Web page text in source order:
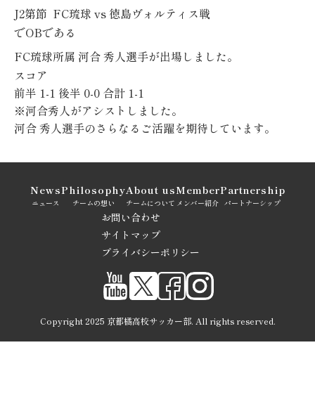
J2第節 FC琉球 vs 徳島ヴォルティス戦
でOBである
FC琉球所属 河合秀人選手が出場しました。
スコア
前半 1-1 後半 0-0 合計 1-1
※河合秀人がアシストしました。
河合秀人選手のさらなるご活躍を期待しています。
ニュース
News
チームの想い
Philosophy
チームについて
About us
メンバー紹介
Member
パートナーシップ
Partnership
お問い合わせ
サイトマップ
プライバシーポリシー
Copyright 2025 京都橘高校サッカー部. All rights reserved.